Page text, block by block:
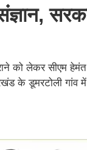
को लेकर सीएम
के डूमरटोली